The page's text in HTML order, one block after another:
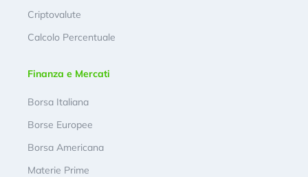
Criptovalute
Calcolo Percentuale
Finanza e Mercati
Borsa Italiana
Borse Europee
Borsa Americana
Materie Prime